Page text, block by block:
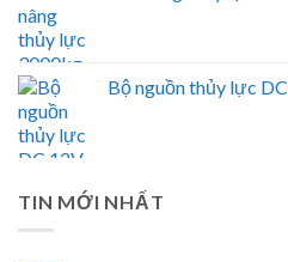
Bộ nguồn thủy lực
TIN MỚI NHẤT